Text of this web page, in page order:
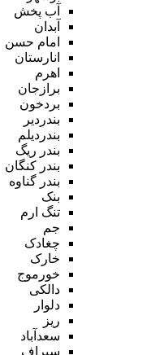
آب پخش
آبدان
امام حسن
انارستان
اهرم
برازجان
بردخون
بندردیر
بندردیلم
بندر ریگ
بندر کنگان
بندر گناوه
بنک
تنگ ارم
جم
چغادک
خارک
خورموج
دالکی
دلوار
ریز
سعدآباد
سیراف